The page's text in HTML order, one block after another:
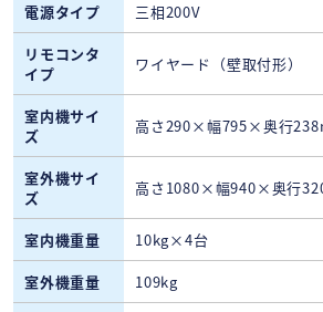
電源タイプ
三相200V
リモコンタ
イプ
ワイヤード（壁取付形）
室内機サイ
ズ
高さ290×幅795×奥行
室外機サイ
ズ
高さ1080×幅940×奥行
室内機重量
10kg×4台
室外機重量
109kg